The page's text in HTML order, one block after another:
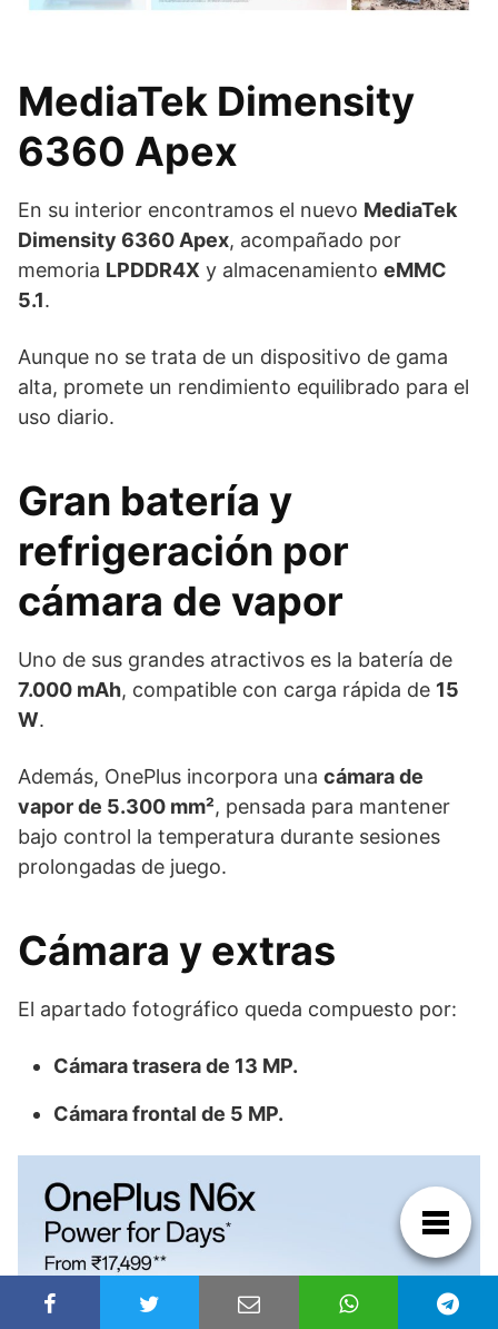
MediaTek Dimensity
6360 Apex
En su interior encontramos el nuevo MediaTek
Dimensity 6360 Apex, acompañado por
memoria LPDDR4X y almacenamiento eMMC
5.1.
Aunque no se trata de un dispositivo de gama
alta, promete un rendimiento equilibrado para el
uso diario.
Gran batería y
refrigeración por
cámara de vapor
Uno de sus grandes atractivos es la batería de
7.000 mAh, compatible con carga rápida de 15
W.
Además, OnePlus incorpora una cámara de
vapor de 5.300 mm², pensada para mantener
bajo control la temperatura durante sesiones
prolongadas de juego.
Cámara y extras
El apartado fotográfico queda compuesto por:
Cámara trasera de 13 MP.
Cámara frontal de 5 MP.